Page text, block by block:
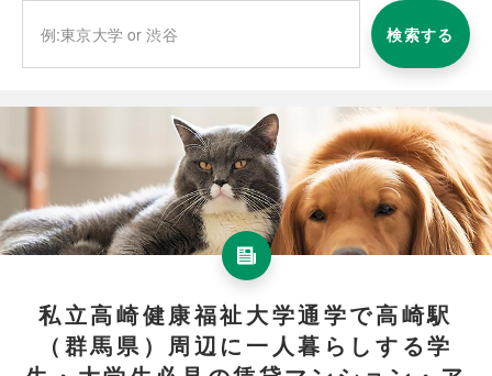
検索する
私立高崎健康福祉大学通学で高崎駅
（群馬県）周辺に一人暮らしする学